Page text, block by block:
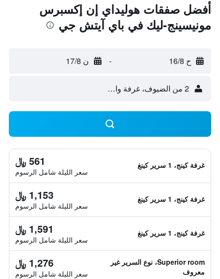
أفضل صفقات هوليداي إن إكسبرس
مونيسينج-ليك في باي آيتش جي
ح 16/8 - ن 17/8
2 من الضيوف، غرفة واحدة
غرفة كينج، 1 سرير كينغ 561 ﷼
سعر الليلة شامل الرسوم
غرفة كينج، 1 سرير كينغ 1,153 ﷼
سعر الليلة شامل الرسوم
غرفة كينج، 1 سرير كينغ 1,591 ﷼
سعر الليلة شامل الرسوم
Superior room، نوع السرير غير
معروف
1,276 ﷼
سعر الليلة شامل الرسوم